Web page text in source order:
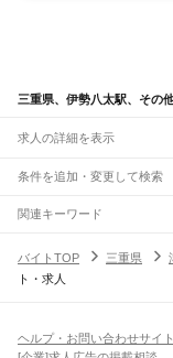
三重県、伊勢八太駅、その
求人の詳細を表示
条件を追加・変更して検索
市区町村を追加・変更
三重県すべて
津市
駅を追加・変更
職種を追加・変更
飲食・フードサービスす
ホールスタッフキッチン
人気
関連キーワード
バイトTOP
三重県
ト・求人
ヘルプ・お問い合わせサイ